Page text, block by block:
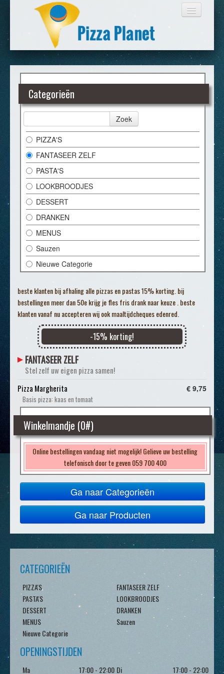
HOME
BESTELLEN
LOGIN
CONTACT
Categorieën
Zoek
PIZZA'S
FANTASEER ZELF
PASTA'S
LOOKBROODJES
DESSERT
DRANKEN
MENUS
Sauzen
Nieuwe Categorie
beste klanten bij afhaling alle pizzas en pastas 15% korting. bij
bestellingen meer dan 50e krijg je fles fris drank naar keuze . beste
klanten vanaf nu accepteren wij ook maaltijdcheques edenred.
-15% korting!
FANTASEER ZELF
Stel zelf uw eigen pizza samen!
Pizza Margherita
Basis pizza: kaas en tomaat
€ 9,75
Winkelmandje (0#)
Online bestellingen vandaag niet mogelijk! Gelieve uw bestelling
telefonisch door te geven 059 700 400
Ga naar Categorieën
Ga naar Producten
CATEGORIEËN
PIZZA'S
FANTASEER ZELF
PASTA'S
LOOKBROODJES
DESSERT
DRANKEN
MENUS
Sauzen
Nieuwe Categorie
OPENINGSTIJDEN
Ma 17:00 - 22:00 Di 17:00 - 22:00